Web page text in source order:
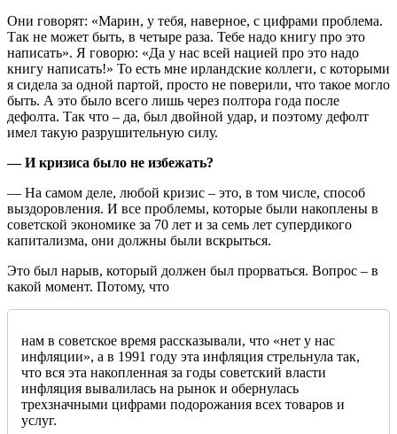
Они говорят: «Марин, у тебя, наверное, с цифрами проблема.
Так не может быть, в четыре раза. Тебе надо книгу про это
написать». Я говорю: «Да у нас всей нацией про это надо
книгу написать!» То есть мне ирландские коллеги, с которыми
я сидела за одной партой, просто не поверили, что такое могло
быть. А это было всего лишь через полтора года после
дефолта. Так что – да, был двойной удар, и поэтому дефолт
имел такую разрушительную силу.
— И кризиса было не избежать?
— На самом деле, любой кризис – это, в том числе, способ
выздоровления. И все проблемы, которые были накоплены в
советской экономике за 70 лет и за семь лет супердикого
капитализма, они должны были вскрыться.
Это был нарыв, который должен был прорваться. Вопрос – в
какой момент. Потому, что
нам в советское время рассказывали, что «нет у нас
инфляции», а в 1991 году эта инфляция стрельнула так,
что вся эта накопленная за годы советский власти
инфляция вывалилась на рынок и обернулась
трехзначными цифрами подорожания всех товаров и
услуг.